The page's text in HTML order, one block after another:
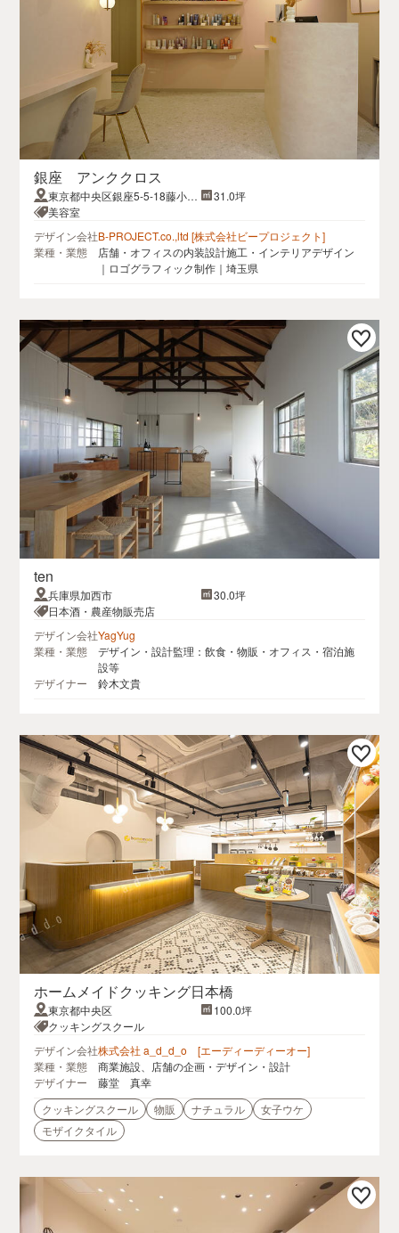
銀座 アンククロス
東京都中央区銀座5-5-18藤小西
ビル 6F
31.0坪
美容室
デザイン会社B-PROJECT.co.,ltd [株式会社ビープロジェクト]
業種・業態
店舗・オフィスの内装設計施工・インテリアデザイン
｜ロゴグラフィック制作｜埼玉県
ten
兵庫県加西市
30.0坪
日本酒・農産物販売店
デザイン会社YagYug
業種・業態
デザイン・設計監理：飲食・物販・オフィス・宿泊施
設等
デザイナー
鈴木文貴
ホームメイドクッキング日本橋
東京都中央区
100.0坪
クッキングスクール
デザイン会社株式会社 a_d_d_o [エーディーディーオー]
業種・業態
商業施設、店舗の企画・デザイン・設計
デザイナー
藤堂 真幸
クッキングスクール
物販 ナチュラル
女子ウケ
モザイクタイル